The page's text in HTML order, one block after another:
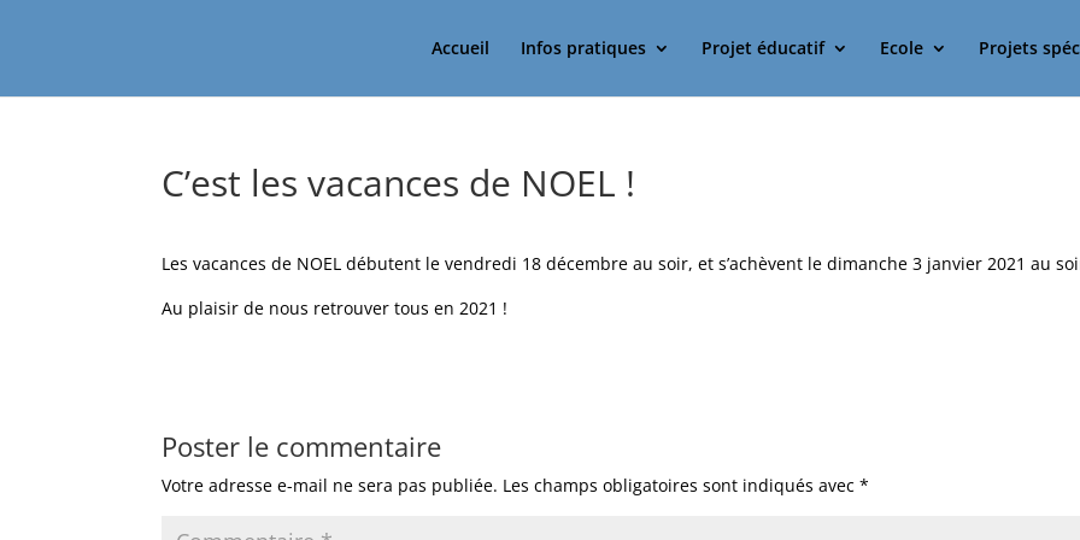
Accueil Infos pratiques Projet éducatif Ecole Projets
C’est les vacances de NOEL !
Les vacances de NOEL débutent le vendredi 18 décembre au soir, et s’achèvent le dimanche 3 janvier 2021 au
Au plaisir de nous retrouver tous en 2021 !
Poster le commentaire
Votre adresse e-mail ne sera pas publiée. Les champs obligatoires sont indiqués avec*